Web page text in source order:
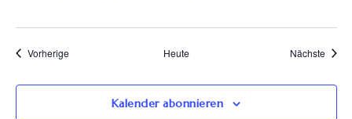
VorherigeVeranstaltungen Heute Nächste
Kalender abonnieren